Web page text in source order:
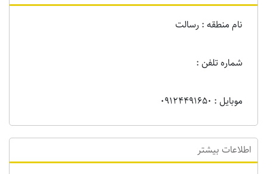
نام منطقه : رسالت
شماره تلفن :
موبایل : 09124491650
اطلاعات بیشتر